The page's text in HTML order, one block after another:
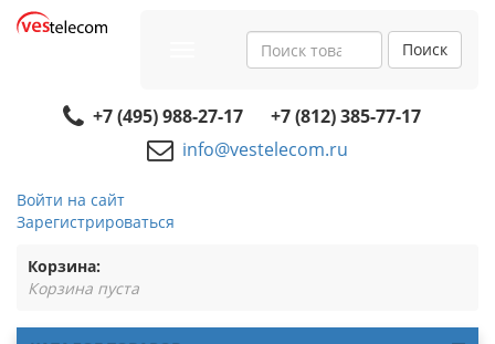
navigation
Поиск
+7 (495) 988-27-17
+7 (812) 385-77-17
info@vestelecom.ru
Войти на сайт
Зарегистрироваться
Корзина:
Корзина пуста